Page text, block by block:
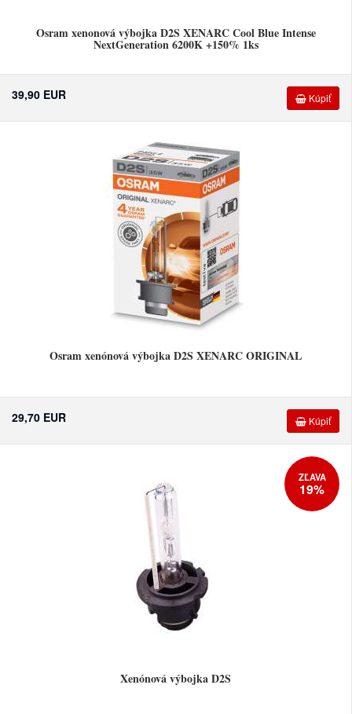
Osram xenonová výbojka D2S XENARC Cool Blue Intense
NextGeneration 6200K +150% 1ks
Kúpiť
39,90 EUR
Osram xenónová výbojka D2S XENARC ORIGINAL
Kúpiť
29,70 EUR
ZĽAVA
19%
Xenónová výbojka D2S